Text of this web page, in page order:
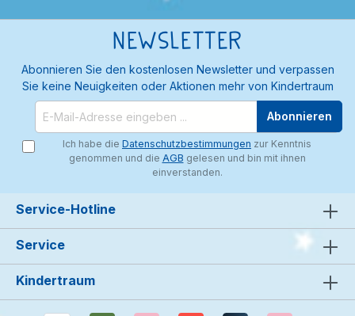
Newsletter
Abonnieren Sie den kostenlosen Newsletter und verpassen
Sie keine Neuigkeiten oder Aktionen mehr von Kindertraum
Abonnieren
Ich habe die Datenschutzbestimmungen zur Kenntnis
genommen und die AGB gelesen und bin mit ihnen
einverstanden.
Service-Hotline
Service
Kindertraum